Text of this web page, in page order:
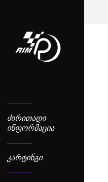
ᲫᲘᲠᲘᲗᲐᲓᲘ
ᲘᲜᲤᲝᲠᲛᲐᲪᲘᲐ
ᲙᲐᲠᲢᲘᲜᲒᲘ